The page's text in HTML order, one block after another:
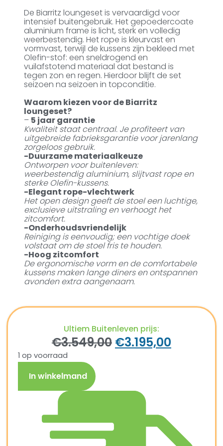
De Biarritz loungeset is vervaardigd voor
intensief buitengebruik. Het gepoedercoate
aluminium frame is licht, sterk en volledig
weerbestendig. Het rope is kleurvast en
vormvast, terwijl de kussens zijn bekleed met
Olefin-stof: een sneldrogend en
vuilafstotend materiaal dat bestand is
tegen zon en regen. Hierdoor blijft de set
seizoen na seizoen in topconditie.
Waarom kiezen voor de Biarritz
loungeset?
– 5 jaar garantie
Kwaliteit staat centraal. Je profiteert van
uitgebreide fabrieksgarantie voor jarenlang
zorgeloos gebruik.
-Duurzame materiaalkeuze
Ontworpen voor buitenleven:
weerbestendig aluminium, slijtvast rope en
sterke Olefin-kussens.
-Elegant rope-vlechtwerk
Het open design geeft de stoel een luchtige,
exclusieve uitstraling en verhoogt het
zitcomfort.
-Onderhoudsvriendelijk
Reiniging is eenvoudig; een vochtige doek
volstaat om de stoel fris te houden.
-Hoog zitcomfort
De ergonomische vorm en de comfortabele
kussens maken lange diners en ontspannen
avonden extra aangenaam.
Ultiem Buitenleven prijs:
€3.549,00 €3.195,00
1 op voorraad
In winkelmand